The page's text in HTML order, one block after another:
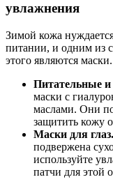
увлажнения
Зимой кожа
питании, и одним из
этого являются маски.
Питательные
маски с
маслами. Они
защитить кожу
Маски для глаз.
подвержена
используйте
патчи для этой